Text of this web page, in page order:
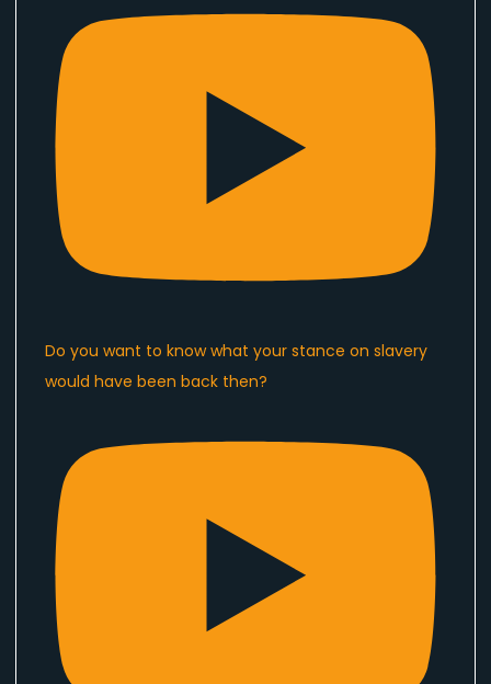
Do you want to know what your stance on slavery
would have been back then?